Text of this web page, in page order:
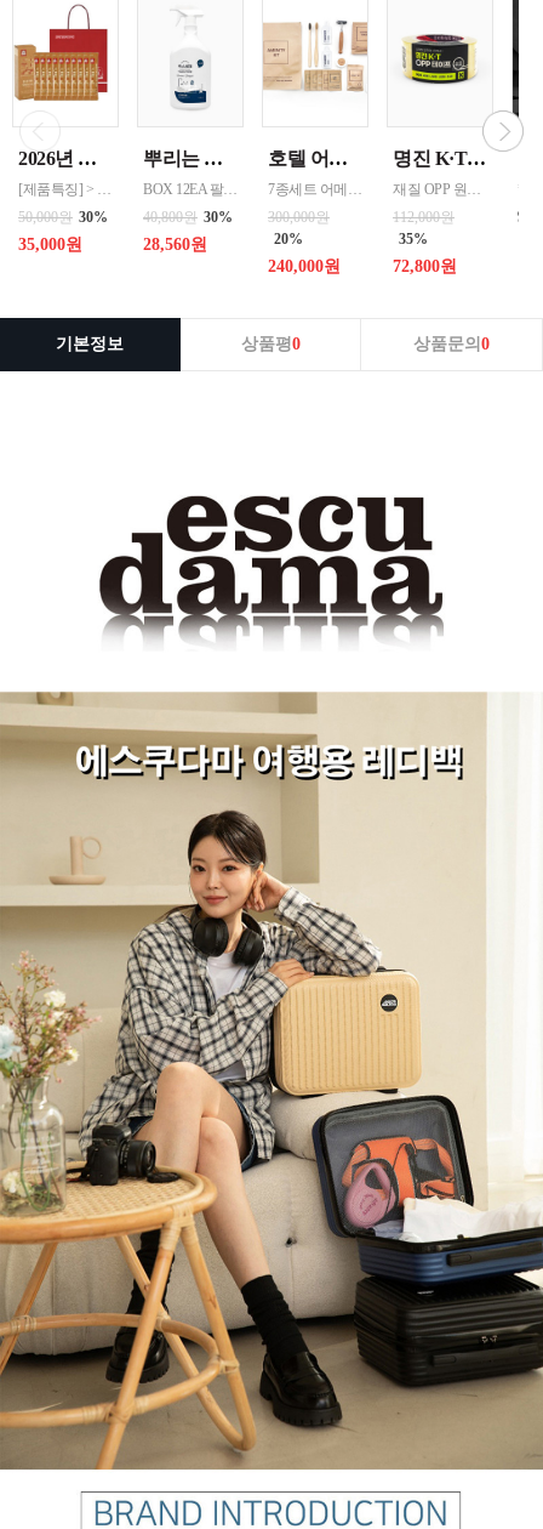
2026년 설명절 선물세트 [정관장] 홍삼기보데일리스틱 10ml*10포
[제품특징] > 120여 년 노하우로 재배된 6년근 홍과 제조기술로 추출 > 100% 계약재배를 통한 6년근 인삼 > 430여 가지의까다로운 품질 검사 > 액상형 농축액으로 음용이 쉬움 [제품성분] > 덱스트린, 정제수, 홍삼농축액(6년근, 고형분 64%, 홍삼성분 70mg/g 이상, 국산) 6.5%, 녹용추출액(뉴질랜드산), 식물혼합농축액(작약
50,000원 30%
35,000원
뿌리는 락스세제(욕실용) 1,000ml 12개 한박스단위 판매
BOX 12EA 팔레트 0.0123 원산지 한국 BARCODE 8809367760815
40,800원 30%
28,560원
호텔 어메니티 여행용 세면도구 50세트 대박스로만 판매 친환경 트레블세트 해외여행준비물 여행세트 일회용세면도구 어메니티세트
7종세트 어메니티 단체
300,000원
20%
240,000원
명진 K·T OPP테이프 80M(투명) 48mmx80M 50개 한박스단위 판매
재질 OPP 원산지 한국 BARCODE 8809357185789
112,000원
35%
72,800원
기본정보 상품평0 상품문의0